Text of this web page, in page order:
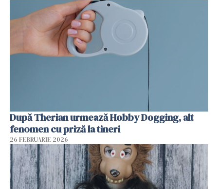
După Therian urmează Hobby Dogging, alt
fenomen cu priză la tineri
26 FEBRUARIE 2026